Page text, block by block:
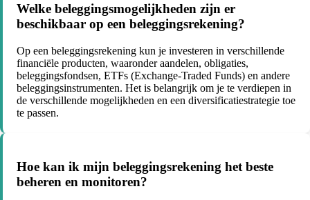
Welke beleggingsmogelijkheden zijn er
beschikbaar op een beleggingsrekening?
Op een beleggingsrekening kun je investeren in verschillende
financiële producten, waaronder aandelen, obligaties,
beleggingsfondsen, ETFs (Exchange-Traded Funds) en andere
beleggingsinstrumenten. Het is belangrijk om je te verdiepen in
de verschillende mogelijkheden en een diversificatiestrategie toe
te passen.
Hoe kan ik mijn beleggingsrekening het beste
beheren en monitoren?